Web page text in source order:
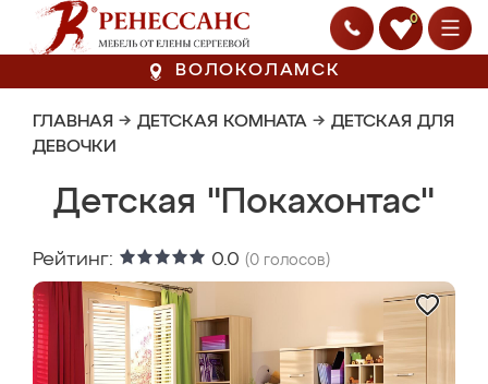
0
ВОЛОКОЛАМСК
ГЛАВНАЯ → ДЕТСКАЯ КОМНАТА → ДЕТСКАЯ ДЛЯ
ДЕВОЧКИ
Детская "Покахонтас"
Рейтинг: 0.0 (0 голосов)